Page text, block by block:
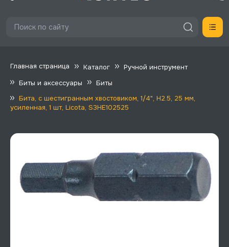
Главная страница Каталог
Ручной инструмент
Биты и аксессуары
Биты
Бита, с шестигранным хвостовиком, 1/4", H2.5, 25 мм,
усиленная, 1 шт, Licota, S3HE102525